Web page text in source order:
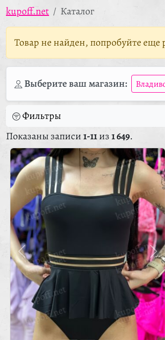
kupoff.net Каталог
Товар не найден, попробуйте еще
Выберите ваш магазин:
Фильтры
Показаны записи1-11из1 649.